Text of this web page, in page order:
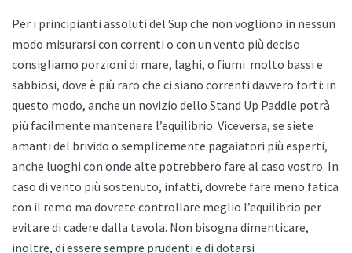
Per i principianti assoluti del Sup che non vogliono in nessun
modo misurarsi con correnti o con un vento più deciso
consigliamo porzioni di mare, laghi, o fiumi molto bassi e
sabbiosi, dove è più raro che ci siano correnti davvero forti: in
questo modo, anche un novizio dello Stand Up Paddle potrà
più facilmente mantenere l’equilibrio. Viceversa, se siete
amanti del brivido o semplicemente pagaiatori più esperti,
anche luoghi con onde alte potrebbero fare al caso vostro. In
caso di vento più sostenuto, infatti, dovrete fare meno fatica
con il remo ma dovrete controllare meglio l’equilibrio per
evitare di cadere dalla tavola. Non bisogna dimenticare,
inoltre, di essere sempre prudenti e di dotarsi